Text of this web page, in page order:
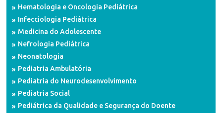
Hematologia e Oncologia Pediátrica
Infecciologia Pediátrica
Medicina do Adolescente
Nefrologia Pediátrica
Neonatologia
Pediatria Ambulatória
Pediatria do Neurodesenvolvimento
Pediatria Social
Pediátrica da Qualidade e Segurança do Doente